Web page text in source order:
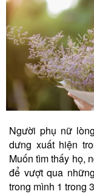
Người phụ nữ
dưng xuất hiện
Muốn tìm thấy họ,
để vượt qua
trong mình 1 trong